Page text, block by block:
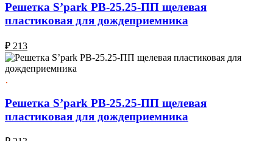
Решетка S’park РВ-25.25-ПП щелевая
пластиковая для дождеприемника
₽ 213
Решетка S’park РВ-25.25-ПП щелевая
пластиковая для дождеприемника